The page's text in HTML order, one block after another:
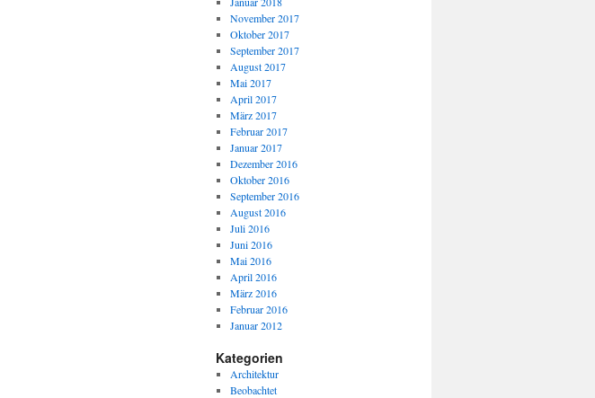
November 2017
Oktober 2017
September 2017
August 2017
Mai 2017
April 2017
März 2017
Februar 2017
Januar 2017
Dezember 2016
Oktober 2016
September 2016
August 2016
Juli 2016
Juni 2016
Mai 2016
April 2016
März 2016
Februar 2016
Januar 2012
Kategorien
Architektur
Beobachtet